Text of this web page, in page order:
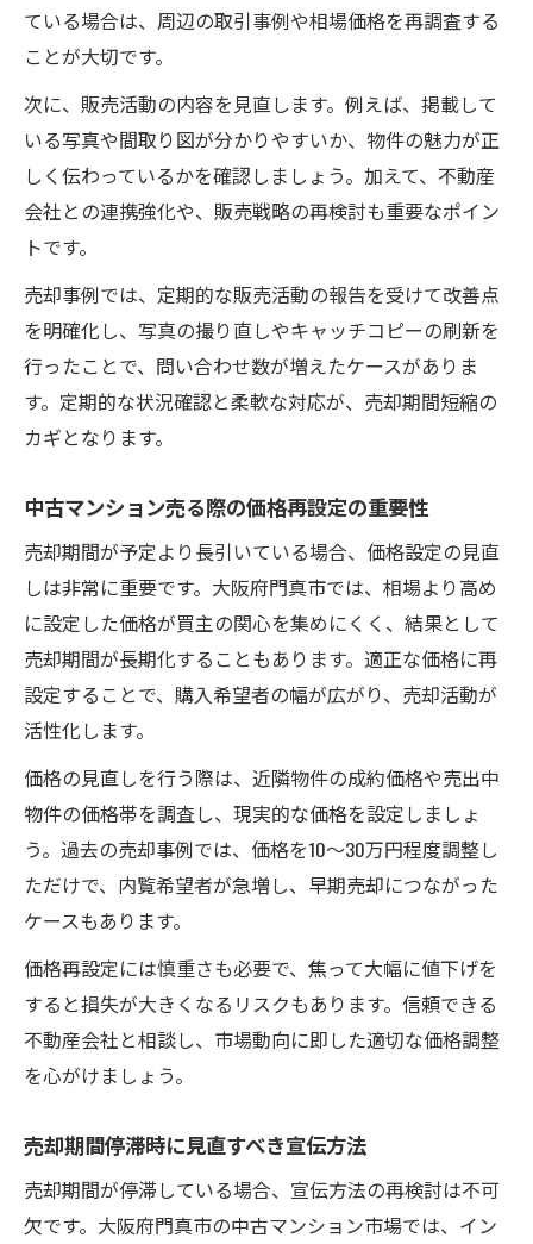
ている場合は、周辺の取引事例や相場価格を再調査する
ことが大切です。
次に、販売活動の内容を見直します。例えば、掲載して
いる写真や間取り図が分かりやすいか、物件の魅力が正
しく伝わっているかを確認しましょう。加えて、不動産
会社との連携強化や、販売戦略の再検討も重要なポイン
トです。
売却事例では、定期的な販売活動の報告を受けて改善点
を明確化し、写真の撮り直しやキャッチコピーの刷新を
行ったことで、問い合わせ数が増えたケースがありま
す。定期的な状況確認と柔軟な対応が、売却期間短縮の
カギとなります。
中古マンション売る際の価格再設定の重要性
売却期間が予定より長引いている場合、価格設定の見直
しは非常に重要です。大阪府門真市では、相場より高め
に設定した価格が買主の関心を集めにくく、結果として
売却期間が長期化することもあります。適正な価格に再
設定することで、購入希望者の幅が広がり、売却活動が
活性化します。
価格の見直しを行う際は、近隣物件の成約価格や売出中
物件の価格帯を調査し、現実的な価格を設定しましょ
う。過去の売却事例では、価格を10～30万円程度調整し
ただけで、内覧希望者が急増し、早期売却につながった
ケースもあります。
価格再設定には慎重さも必要で、焦って大幅に値下げを
すると損失が大きくなるリスクもあります。信頼できる
不動産会社と相談し、市場動向に即した適切な価格調整
を心がけましょう。
売却期間停滞時に見直すべき宣伝方法
売却期間が停滞している場合、宣伝方法の再検討は不可
欠です。大阪府門真市の中古マンション市場では、イン